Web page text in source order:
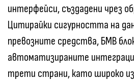
интерфейси, създадени чрез
Цитирайки сигурността на
превозните средства, БМВ
автоматизираните
трети страни, като широко